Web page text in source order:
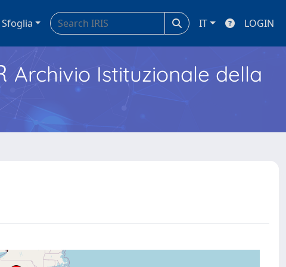
Sfoglia IT LOGIN
Archivio Istituzionale della